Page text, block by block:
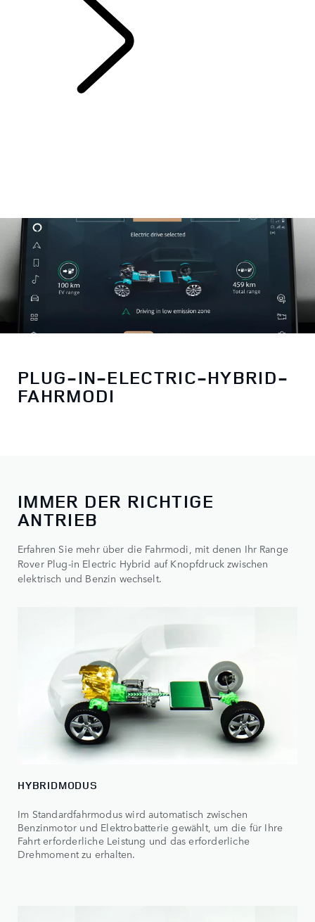
PLUG-IN-ELECTRIC-HYBRID-
FAHRMODI
IMMER DER RICHTIGE
ANTRIEB
Erfahren Sie mehr über die Fahrmodi, mit denen Ihr Range
Rover Plug-in Electric Hybrid auf Knopfdruck zwischen
elektrisch und Benzin wechselt.
HYBRIDMODUS
Im Standardfahrmodus wird automatisch zwischen
Benzinmotor und Elektrobatterie gewählt, um die für Ihre
Fahrt erforderliche Leistung und das erforderliche
Drehmoment zu erhalten.